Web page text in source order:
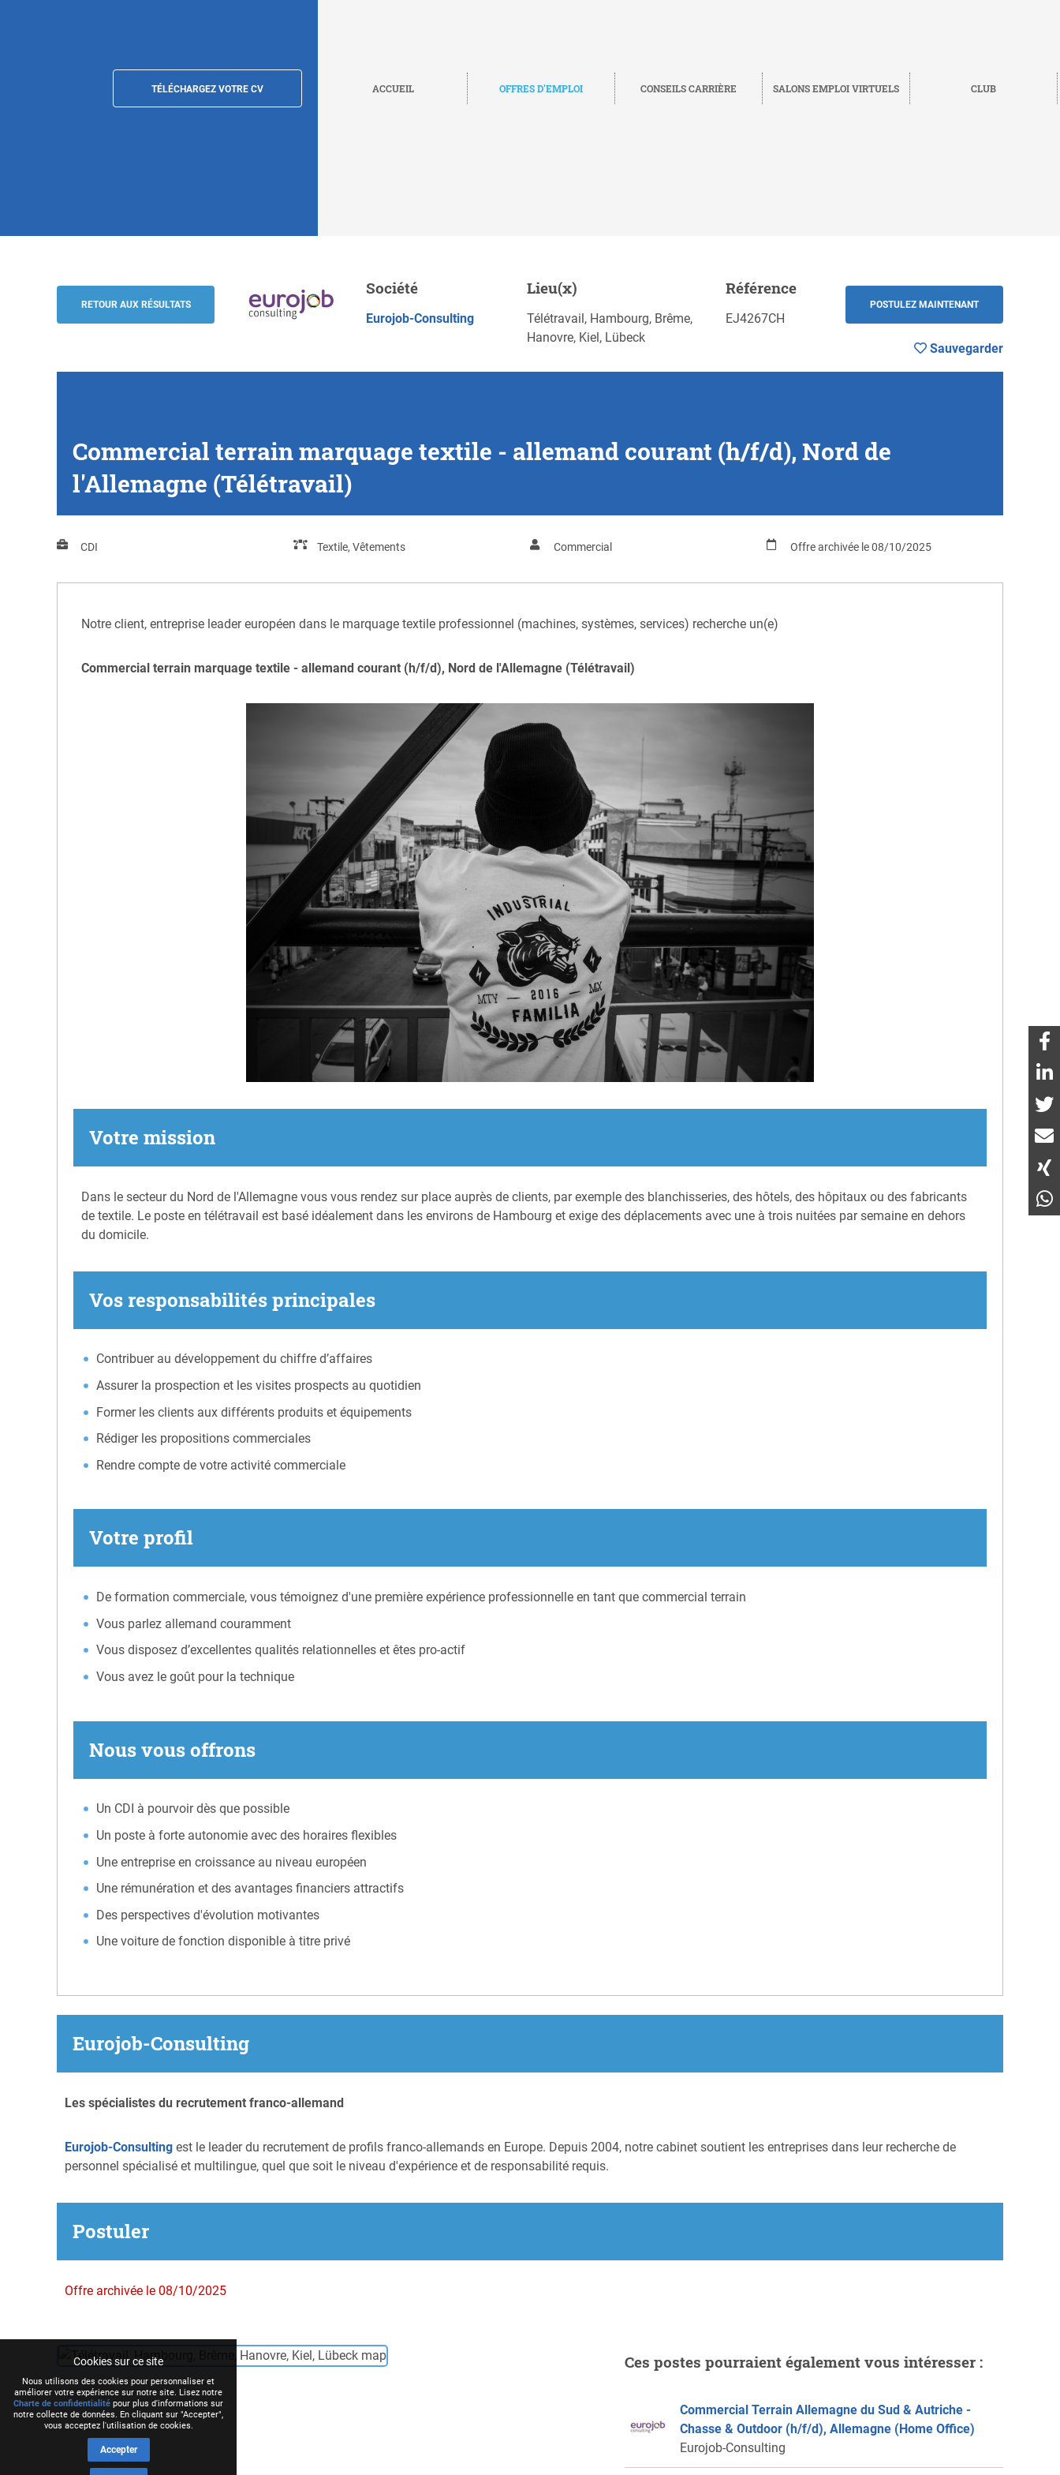
TÉLÉCHARGEZ VOTRE CV ACCUEIL OFFRES D'EMPLOI CONSEILS CARRIÈRE SALONS EMPLOI VIRTUELS CLUB
Commercial terrain marquage textile - allemand courant (h/f/d),
Nord de l'Allemagne (Télétravail)
Eurojob-Consulting
POSTULEZ MAINTENANT Sauvegarder
RETOUR AUX RÉSULTATS
Société
Eurojob-Consulting
Lieu(x)
Télétravail, Hambourg, Brême,
Hanovre, Kiel, Lübeck
Référence
EJ4267CH
POSTULEZ MAINTENANT
Sauvegarder
Commercial terrain marquage textile - allemand courant (h/f/d), Nord de
l'Allemagne (Télétravail)
CDI Textile, Vêtements Commercial Offre archivée le 08/10/2025
Notre client, entreprise leader européen dans le marquage textile professionnel (machines, systèmes, services) recherche un(e)
Commercial terrain marquage textile - allemand courant (h/f/d), Nord de l'Allemagne (Télétravail)
Votre mission
Dans le secteur du Nord de l'Allemagne vous vous rendez sur place auprès de clients, par exemple des blanchisseries, des hôtels, des hôpitaux ou des fabricants
de textile. Le poste en télétravail est basé idéalement dans les environs de Hambourg et exige des déplacements avec une à trois nuitées par semaine en dehors
du domicile.
Vos responsabilités principales
Contribuer au développement du chiffre d’affaires
Assurer la prospection et les visites prospects au quotidien
Former les clients aux différents produits et équipements
Rédiger les propositions commerciales
Rendre compte de votre activité commerciale
Votre profil
De formation commerciale, vous témoignez d'une première expérience professionnelle en tant que commercial terrain
Vous parlez allemand couramment
Vous disposez d’excellentes qualités relationnelles et êtes pro-actif
Vous avez le goût pour la technique
Nous vous offrons
Un CDI à pourvoir dès que possible
Un poste à forte autonomie avec des horaires flexibles
Une entreprise en croissance au niveau européen
Une rémunération et des avantages financiers attractifs
Des perspectives d'évolution motivantes
Une voiture de fonction disponible à titre privé
Eurojob-Consulting
Les spécialistes du recrutement franco-allemand
Eurojob-Consulting est le leader du recrutement de profils franco-allemands en Europe. Depuis 2004, notre cabinet soutient les entreprises dans leur recherche de
personnel spécialisé et multilingue, quel que soit le niveau d'expérience et de responsabilité requis.
Postuler
Offre archivée le 08/10/2025
Ces postes pourraient également vous intéresser :
Commercial Terrain Allemagne du Sud & Autriche -
Chasse & Outdoor (h/f/d), Allemagne (Home Office)
Eurojob-Consulting
Cookies sur ce site
Nous utilisons des cookies pour personnaliser et
améliorer votre expérience sur notre site. Lisez notre
Charte de confidentialité pour plus d'informations sur
notre collecte de données. En cliquant sur "Accepter",
vous acceptez l'utilisation de cookies.
Accepter